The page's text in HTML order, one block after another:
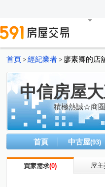
首頁 > 經紀業者 > 廖素卿的店
中信房屋
積極熱誠☆商
首頁 中古屋(93)
買家需求(0) 屋